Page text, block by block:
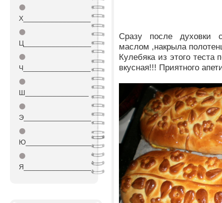
⚫
Х_________________
⚫
Ц_________________
⚫
Ч_________________
⚫
Ш________________
⚫
Э_________________
⚫
Ю_________________
⚫
Я_________________
Сразу после духовки
маслом ,накрыла
Кулебяка из этого теста
вкусная!!! Приятного